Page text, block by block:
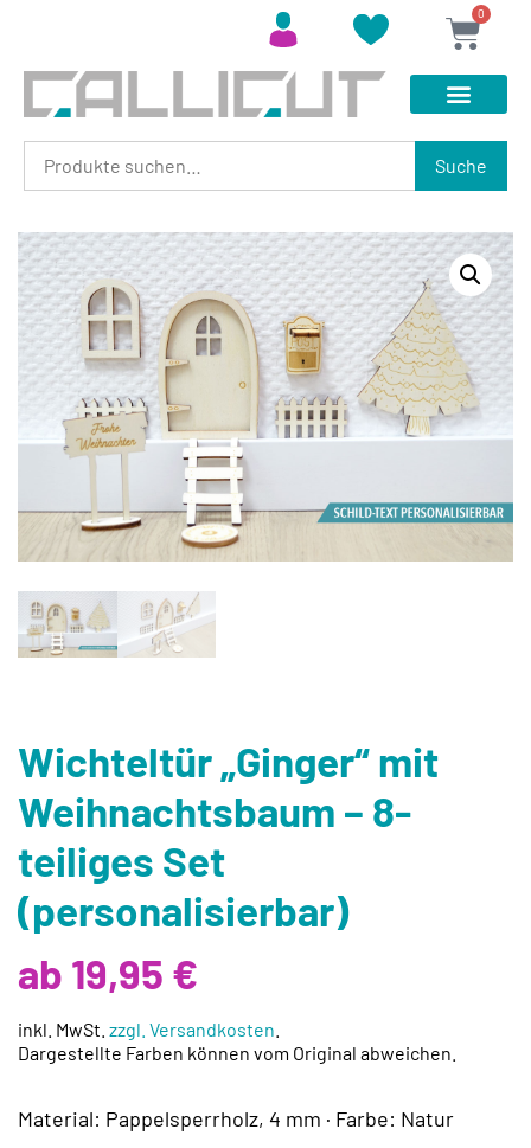
0
Suche
Wichteltür „Ginger“ mit
Weihnachtsbaum – 8-
teiliges Set
(personalisierbar)
ab 19,95 €
inkl. MwSt. zzgl. Versandkosten
Dargestellte Farben können vom Original abweichen.
Material: Pappelsperrholz, 4 mm · Farbe: Natur